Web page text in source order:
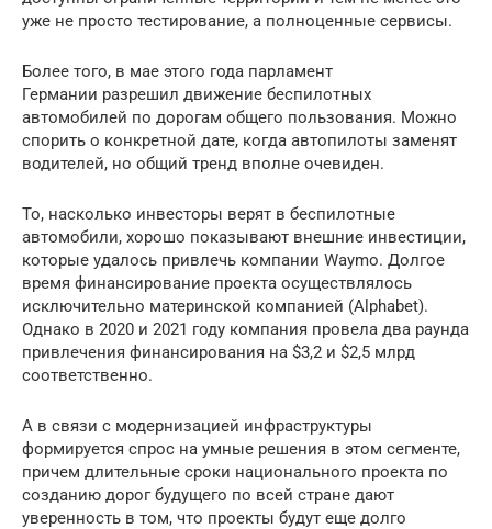
уже не просто тестирование, а полноценные сервисы.
Более того, в мае этого года парламент
Германии разрешил движение беспилотных
автомобилей по дорогам общего пользования. Можно
спорить о конкретной дате, когда автопилоты заменят
водителей, но общий тренд вполне очевиден.
То, насколько инвесторы верят в беспилотные
автомобили, хорошо показывают внешние инвестиции,
которые удалось привлечь компании Waymo. Долгое
время финансирование проекта осуществлялось
исключительно материнской компанией (Alphabet).
Однако в 2020 и 2021 году компания провела два раунда
привлечения финансирования на $3,2 и $2,5 млрд
соответственно.
А в связи с модернизацией инфраструктуры
формируется спрос на умные решения в этом сегменте,
причем длительные сроки национального проекта по
созданию дорог будущего по всей стране дают
уверенность в том, что проекты будут еще долго